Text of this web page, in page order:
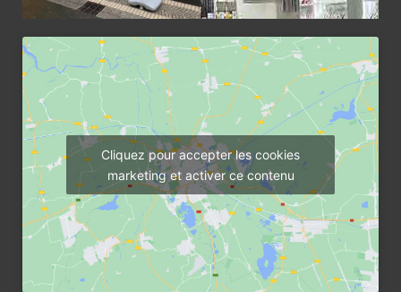
Cliquez pour accepter les cookies
marketing et activer ce contenu